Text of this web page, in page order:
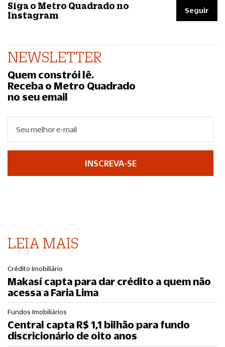
Siga o Metro Quadrado no
Instagram
Seguir
NEWSLETTER
Quem constrói lê.
Receba o Metro Quadrado
no seu email
INSCREVA-SE
LEIA MAIS
Crédito Imobiliário
Makasí capta para dar crédito a quem não
acessa a Faria Lima
Fundos Imobiliários
Central capta R$ 1,1 bilhão para fundo
discricionário de oito anos